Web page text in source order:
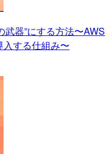
武器”にする方法〜AWS
する仕組み〜